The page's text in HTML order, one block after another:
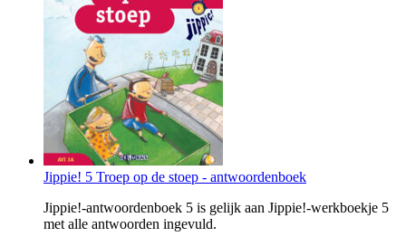
Jippie! 5 Troep op de stoep - antwoordenboek
Jippie!-antwoordenboek 5 is gelijk aan Jippie!-werkboekje 5
met alle antwoorden ingevuld.